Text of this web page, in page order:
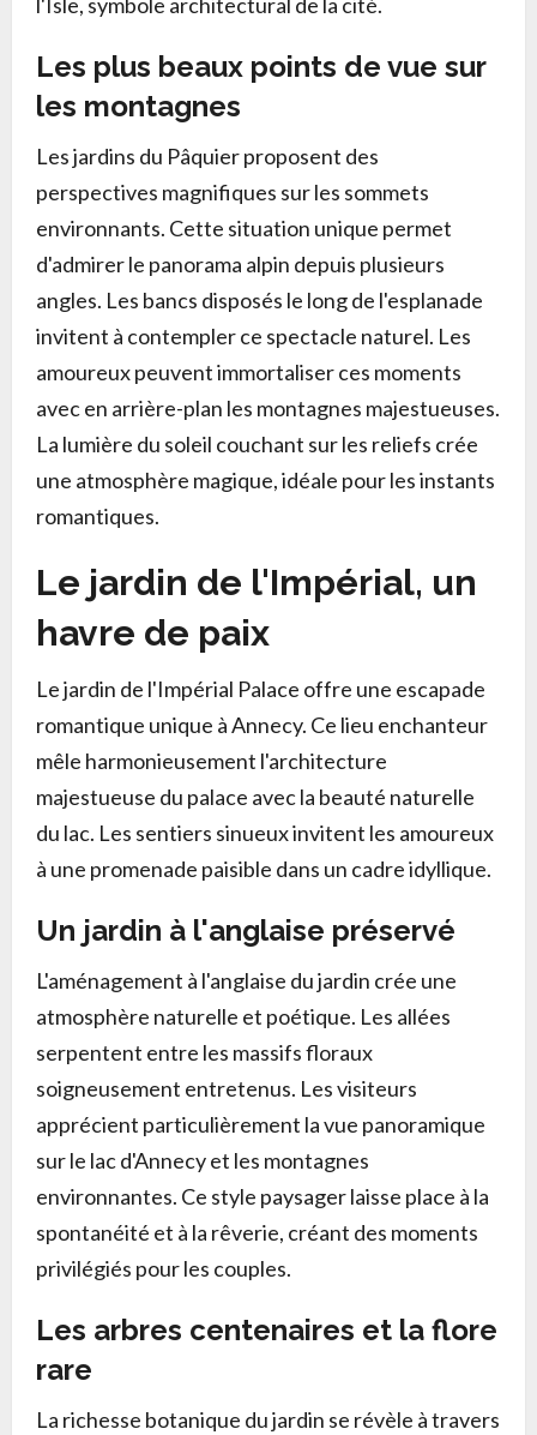
l'Isle, symbole architectural de la cité.
Les plus beaux points de vue sur
les montagnes
Les jardins du Pâquier proposent des
perspectives magnifiques sur les sommets
environnants. Cette situation unique permet
d'admirer le panorama alpin depuis plusieurs
angles. Les bancs disposés le long de l'esplanade
invitent à contempler ce spectacle naturel. Les
amoureux peuvent immortaliser ces moments
avec en arrière-plan les montagnes majestueuses.
La lumière du soleil couchant sur les reliefs crée
une atmosphère magique, idéale pour les instants
romantiques.
Le jardin de l'Impérial, un
havre de paix
Le jardin de l'Impérial Palace offre une escapade
romantique unique à Annecy. Ce lieu enchanteur
mêle harmonieusement l'architecture
majestueuse du palace avec la beauté naturelle
du lac. Les sentiers sinueux invitent les amoureux
à une promenade paisible dans un cadre idyllique.
Un jardin à l'anglaise préservé
L'aménagement à l'anglaise du jardin crée une
atmosphère naturelle et poétique. Les allées
serpentent entre les massifs floraux
soigneusement entretenus. Les visiteurs
apprécient particulièrement la vue panoramique
sur le lac d'Annecy et les montagnes
environnantes. Ce style paysager laisse place à la
spontanéité et à la rêverie, créant des moments
privilégiés pour les couples.
Les arbres centenaires et la flore
rare
La richesse botanique du jardin se révèle à travers